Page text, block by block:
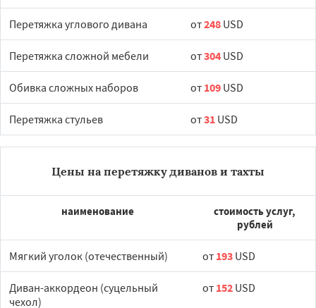
Перетяжка углового дивана от248 USD
Перетяжка сложной мебели от304 USD
Обивка сложных наборов от 109 USD
Перетяжка стульев от31 USD
Цены на перетяжку диванов и тахты
наименование
стоимость услуг,
рублей
Мягкий уголок (отечественный) от 193 USD
Диван-аккордеон (суцельный
чехол)
от 152 USD